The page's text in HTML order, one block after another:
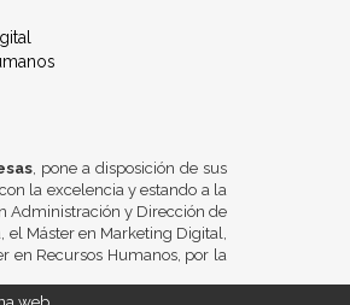
, pone a disposición de sus
la excelencia y estando a la
Administración y Dirección de
el Máster en Marketing Digital,
en Recursos Humanos, por la